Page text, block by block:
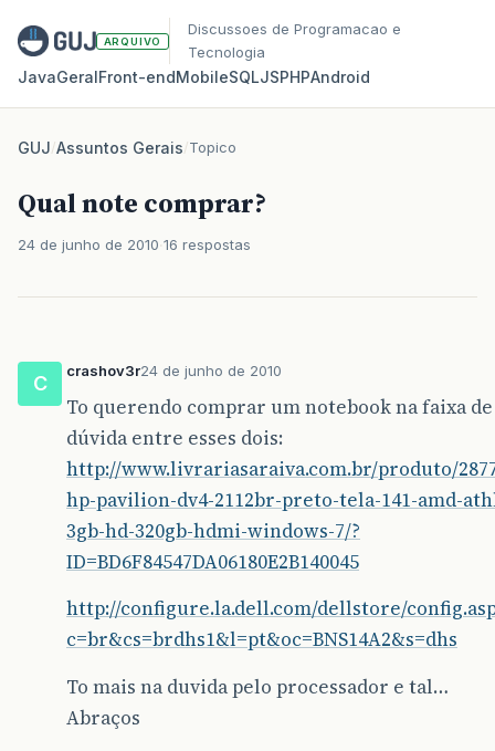
ARQUIVO
Discussoes de Programacao e
Tecnologia
JavaGeralFront‑endMobileSQLJSPHPAndroid
GUJ/Assuntos Gerais/Topico
Qual note comprar?
24 de junho de 2010 16 respostas
C
crashov3r24 de junho de 2010
To querendo comprar um notebook na faixa de
dúvida entre esses dois:
http://www.livrariasaraiva.com.br/produto/
hp-pavilion-dv4-2112br-preto-tela-141-amd-
3gb-hd-320gb-hdmi-windows-7/?
ID=BD6F84547DA06180E2B140045
http://configure.la.dell.com/dellstore/
c=br&cs=brdhs1&l=pt&oc=BNS14A2&s=dhs
To mais na duvida pelo processador e tal…
Abraços